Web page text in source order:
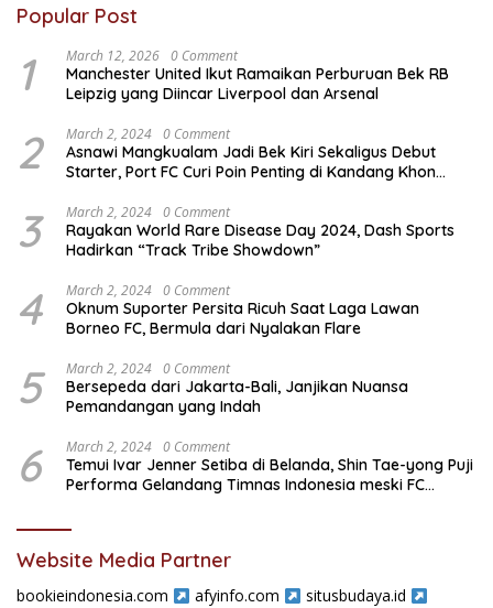
Popular Post
1 March 12, 2026 0 Comment
Manchester United Ikut Ramaikan Perburuan Bek RB
Leipzig yang Diincar Liverpool dan Arsenal
2 March 2, 2024 0 Comment
Asnawi Mangkualam Jadi Bek Kiri Sekaligus Debut
Starter, Port FC Curi Poin Penting di Kandang Khon
3 March 2, 2024 0 Comment
Rayakan World Rare Disease Day 2024, Dash Sports
Hadirkan “Track Tribe Showdown”
4 March 2, 2024 0 Comment
Oknum Suporter Persita Ricuh Saat Laga Lawan
Borneo FC, Bermula dari Nyalakan Flare
5 March 2, 2024 0 Comment
Bersepeda dari Jakarta-Bali, Janjikan Nuansa
Pemandangan yang Indah
6 March 2, 2024 0 Comment
Temui Ivar Jenner Setiba di Belanda, Shin Tae-yong Puji
Performa Gelandang Timnas Indonesia meski FC
Website Media Partner
bookieindonesia.com afyinfo.com
situsbudaya.id